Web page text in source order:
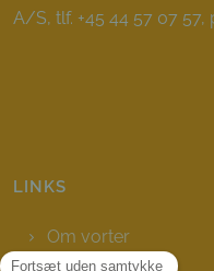
A/S, tlf. +45 44 57 07
LINKS
Om vorter